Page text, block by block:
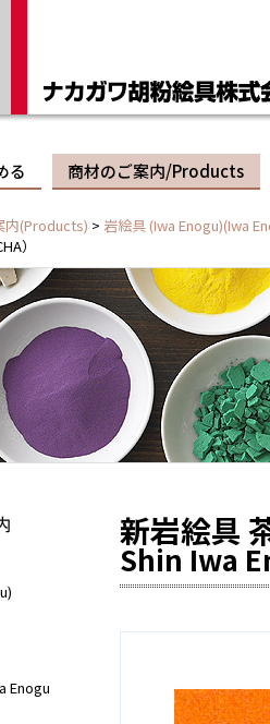
る 商材のご案内/Products
内(Products) > 岩絵具 (Iwa Enogu)(Iwa
）
Enogu
新岩絵具
Shin Iwa